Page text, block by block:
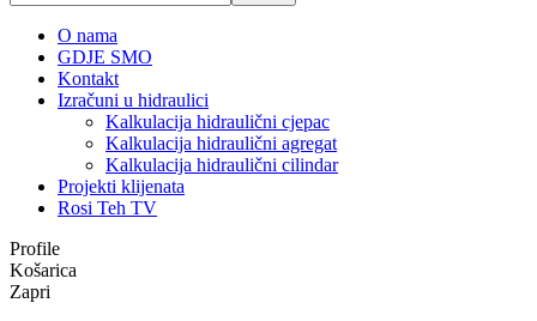
O nama
GDJE SMO
Kontakt
Izračuni u hidraulici
Kalkulacija hidraulični cjepac
Kalkulacija hidraulični agregat
Kalkulacija hidraulični cilindar
Projekti klijenata
Rosi Teh TV
Profile
Košarica
Zapri